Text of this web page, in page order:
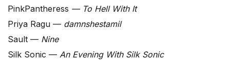
PinkPantheress — To Hell With It
Priya Ragu — damnshestamil
Sault — Nine
Silk Sonic — An Evening With Silk Sonic